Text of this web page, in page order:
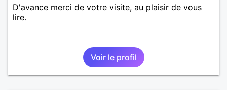
D'avance merci de votre visite, au plaisir de vous
lire.
Voir le profil